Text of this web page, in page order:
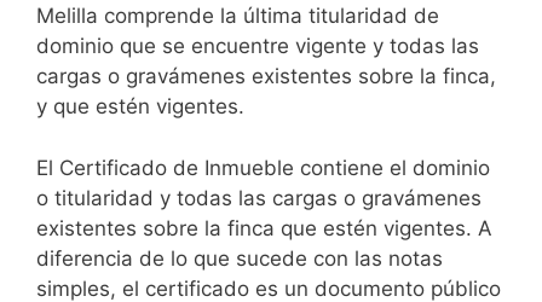
Melilla comprende la última titularidad de
dominio que se encuentre vigente y todas las
cargas o gravámenes existentes sobre la finca,
y que estén vigentes.
El Certificado de Inmueble contiene el dominio
o titularidad y todas las cargas o gravámenes
existentes sobre la finca que estén vigentes. A
diferencia de lo que sucede con las notas
simples, el certificado es un documento público